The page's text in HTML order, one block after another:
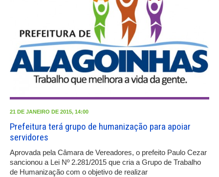
21 DE JANEIRO DE 2015, 14:00
Prefeitura terá grupo de humanização para apoiar
servidores
Aprovada pela Câmara de Vereadores, o prefeito Paulo Cezar
sancionou a Lei Nº 2.281/2015 que cria a Grupo de Trabalho
de Humanização com o objetivo de realizar